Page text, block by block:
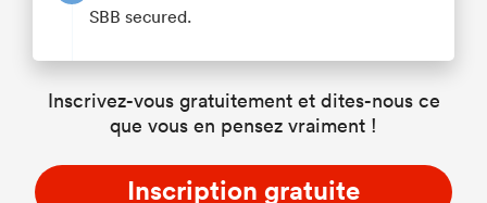
SBB secured.
Inscrivez-vous gratuitement et dites-nous ce
que vous en pensez vraiment !
Inscription gratuite